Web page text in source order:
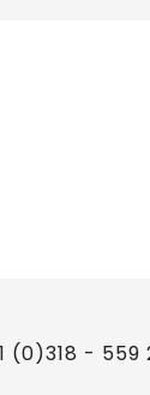
(0)318 - 559